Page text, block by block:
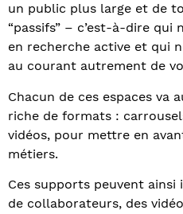
un public plus large et de
“passifs” – c’est-à-dire
en recherche active et qui
au courant autrement de
Chacun de ces espaces va
riche de formats :
vidéos, pour mettre en
métiers.
Ces supports peuvent ainsi
de collaborateurs, des